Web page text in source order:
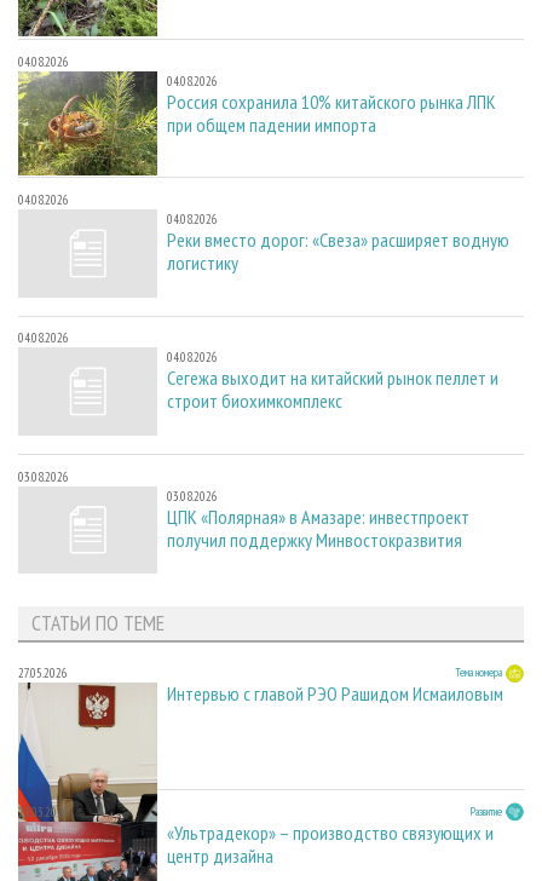
04.08.2026
04.08.2026
Россия сохранила 10% китайского рынка ЛПК
при общем падении импорта
04.08.2026
04.08.2026
Реки вместо дорог: «Свеза» расширяет водную
логистику
04.08.2026
04.08.2026
Сегежа выходит на китайский рынок пеллет и
строит биохимкомплекс
03.08.2026
03.08.2026
ЦПК «Полярная» в Амазаре: инвестпроект
получил поддержку Минвостокразвития
СТАТЬИ ПО ТЕМЕ
27.05.2026 Тема номера
Интервью с главой РЭО Рашидом Исмаиловым
23.03.2026 Развитие
«Ультрадекор» – производство связующих и
центр дизайна